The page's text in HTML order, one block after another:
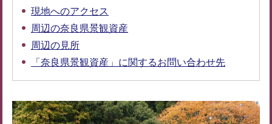
現地へのアクセス
周辺の奈良県景観資産
周辺の見所
「奈良県景観資産」に関するお問い合わせ先